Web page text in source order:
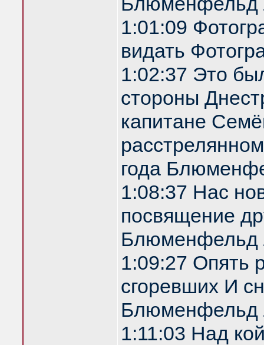
1:01:09
видать
1:02:37 Это
стороны
капитане
года
1:08:37 Нас
посвящение
Блюменфельд
1:09:27 Опять
сгоревших И
Блюменфельд
1:11:03 Над